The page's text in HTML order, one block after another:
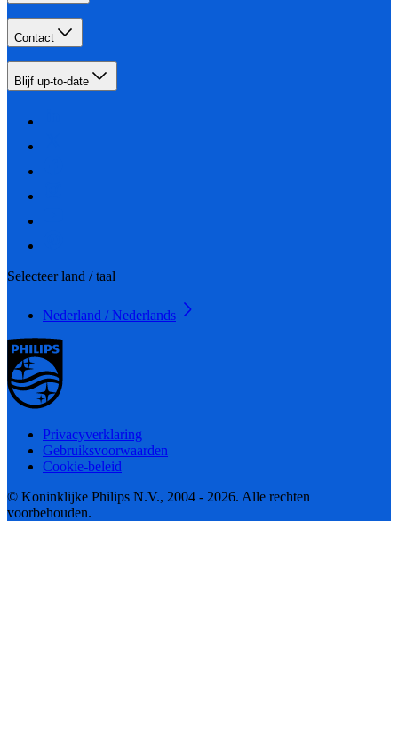
Contact
Blijf up-to-date
Selecteer land / taal
Nederland / Nederlands
Privacyverklaring
Gebruiksvoorwaarden
Cookie-beleid
© Koninklijke Philips N.V., 2004 - 2026. Alle rechten
voorbehouden.